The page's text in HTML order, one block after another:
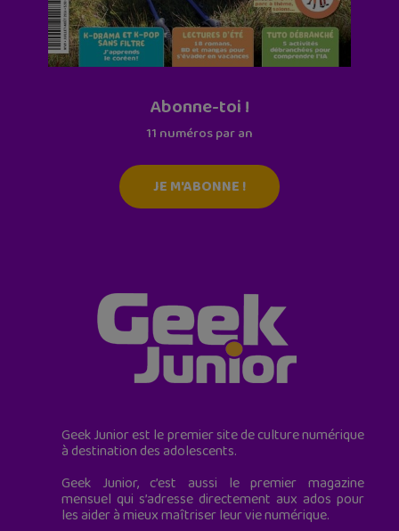
Abonne-toi !
11 numéros par an
JE M'ABONNE !
Geek Junior est le premier site de culture numérique
à destination des adolescents.
Geek Junior, c’est aussi le premier magazine
mensuel qui s’adresse directement aux ados pour
les aider à mieux maîtriser leur vie numérique.